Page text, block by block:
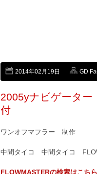
2014年02月19日 GD
2005yナビゲータ
付
ワンオフマフラー 制作
中間タイコ 中間タイコ
FLOWMASTERの検索はこち